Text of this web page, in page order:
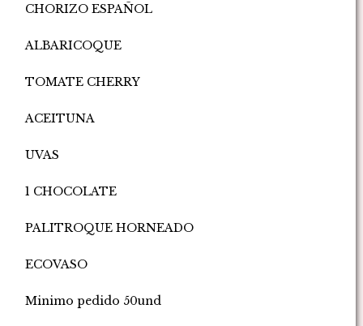
CHORIZO ESPAÑOL
ALBARICOQUE
TOMATE CHERRY
ACEITUNA
UVAS
1 CHOCOLATE
PALITROQUE HORNEADO
ECOVASO
Minimo pedido 50und